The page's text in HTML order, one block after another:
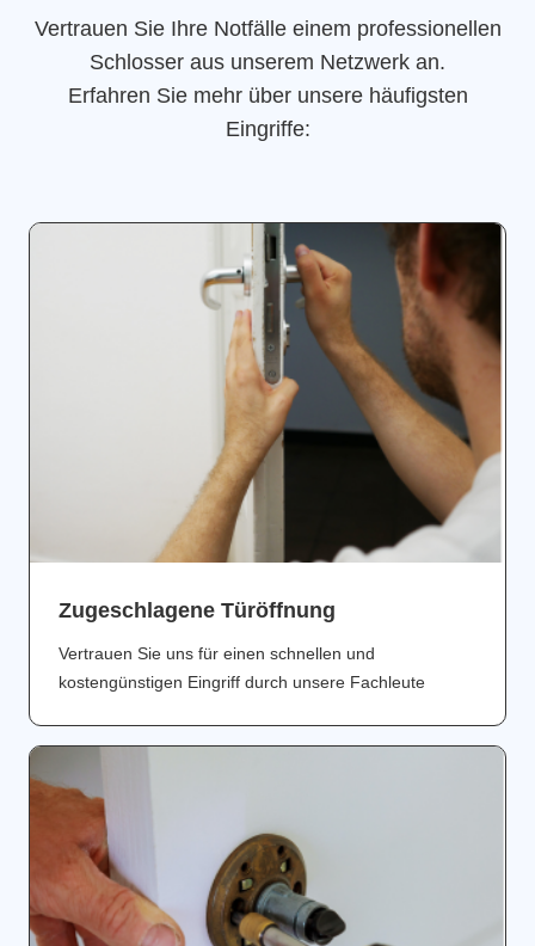
Vertrauen Sie Ihre Notfälle einem professionellen
Schlosser aus unserem Netzwerk an.
Erfahren Sie mehr über unsere häufigsten
Eingriffe:
Zugeschlagene Türöffnung
Vertrauen Sie uns für einen schnellen und
kostengünstigen Eingriff durch unsere Fachleute